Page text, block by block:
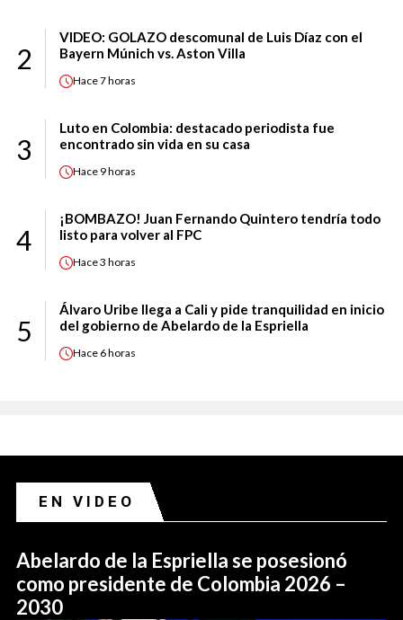
2
VIDEO: GOLAZO descomunal de Luis Díaz con el
Bayern Múnich vs. Aston Villa
Hace7 horas
3
Luto en Colombia: destacado periodista fue
encontrado sin vida en su casa
Hace 9 horas
4
¡BOMBAZO! Juan Fernando Quintero tendría todo
listo para volver al FPC
Hace3 horas
5
Álvaro Uribe llega a Cali y pide tranquilidad en inicio
del gobierno de Abelardo de la Espriella
Hace 6 horas
EN VIDEO
Abelardo de la Espriella se posesionó
como presidente de Colombia 2026 –
2030